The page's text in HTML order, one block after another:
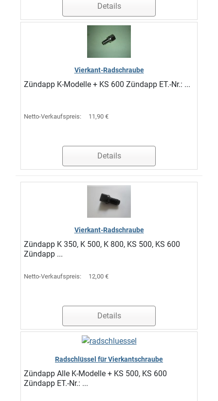
Details
Vierkant-Radschraube
Zündapp K-Modelle + KS 600 Zündapp ET.-Nr.: ...
Netto-Verkaufspreis: 11,90 €
Details
Vierkant-Radschraube
Zündapp K 350, K 500, K 800, KS 500, KS 600
Zündapp ...
Netto-Verkaufspreis: 12,00 €
Details
Radschlüssel für Vierkantschraube
Zündapp Alle K-Modelle + KS 500, KS 600
Zündapp ET.-Nr.: ...